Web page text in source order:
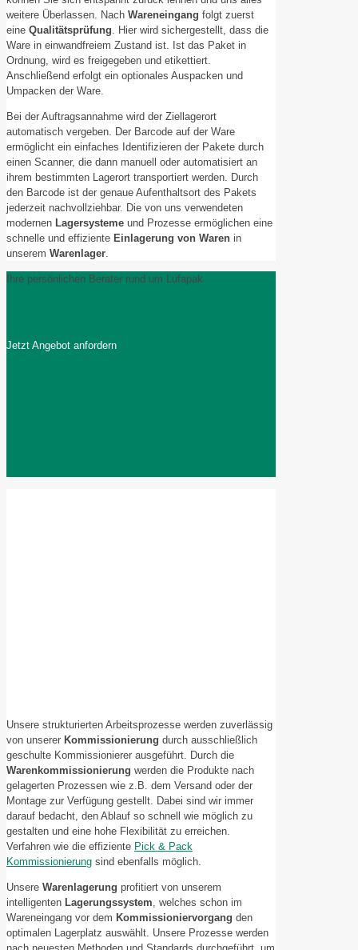
weitere Überlassen. Nach Wareneingang folgt zuerst
eine Qualitätsprüfung. Hier wird sichergestellt, dass die
Ware in einwandfreiem Zustand ist. Ist das Paket in
Ordnung, wird es freigegeben und etikettiert.
Anschließend erfolgt ein optionales Auspacken und
Umpacken der Ware.
Bei der Auftragsannahme wird der Ziellagerort
automatisch vergeben. Der Barcode auf der Ware
ermöglicht ein einfaches Identifizieren der Pakete durch
einen Scanner, die dann manuell oder automatisiert an
ihrem bestimmten Lagerort transportiert werden. Durch
den Barcode ist der genaue Aufenthaltsort des Pakets
jederzeit nachvollziehbar. Die von uns verwendeten
modernen Lagersysteme und Prozesse ermöglichen eine
schnelle und effiziente Einlagerung von Waren in
unserem Warenlager.
Ihre persönlichen Berater rund um Lufapak
Jetzt Angebot anfordern
Unsere strukturierten Arbeitsprozesse werden zuverlässig
von unserer Kommissionierung durch ausschließlich
geschulte Kommissionierer ausgeführt. Durch die
Warenkommissionierung werden die Produkte nach
gelagerten Prozessen wie z.B. dem Versand oder der
Montage zur Verfügung gestellt. Dabei sind wir immer
darauf bedacht, den Ablauf so schnell wie möglich zu
gestalten und eine hohe Flexibilität zu erreichen.
Verfahren wie die effiziente Pick & Pack
Kommissionierung sind ebenfalls möglich.
Unsere Warenlagerung profitiert von unserem
intelligenten Lagerungssystem, welches schon im
Wareneingang vor dem Kommissioniervorgang den
optimalen Lagerplatz auswählt. Unsere Prozesse werden